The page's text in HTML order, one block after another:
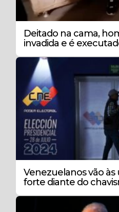
Deitado na cama,
invadida e é
Venezuelanos vão
forte diante do